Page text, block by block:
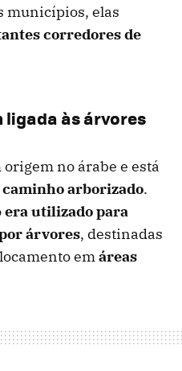
municípios, elas
corredores de
ligada às árvores
no árabe e está
caminho arborizado.
era utilizado para
árvores, destinadas
emáreas